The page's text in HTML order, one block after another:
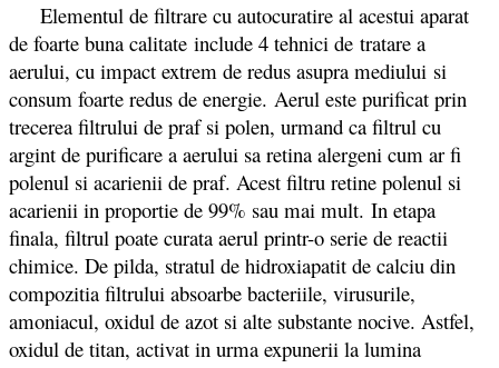
Elementul de filtrare cu autocuratire al acestui aparat
de foarte buna calitate include 4 tehnici de tratare a
aerului, cu impact extrem de redus asupra mediului si
consum foarte redus de energie. Aerul este purificat prin
trecerea filtrului de praf si polen, urmand ca filtrul cu
argint de purificare a aerului sa retina alergeni cum ar fi
polenul si acarienii de praf. Acest filtru retine polenul si
acarienii in proportie de 99% sau mai mult. In etapa
finala, filtrul poate curata aerul printr-o serie de reactii
chimice. De pilda, stratul de hidroxiapatit de calciu din
compozitia filtrului absoarbe bacteriile, virusurile,
amoniacul, oxidul de azot si alte substante nocive. Astfel,
oxidul de titan, activat in urma expunerii la lumina